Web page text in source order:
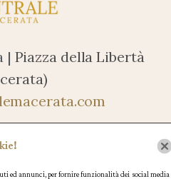
| Piazza della Libertà
1778664
ed annunci, per fornire funzionalità dei social media